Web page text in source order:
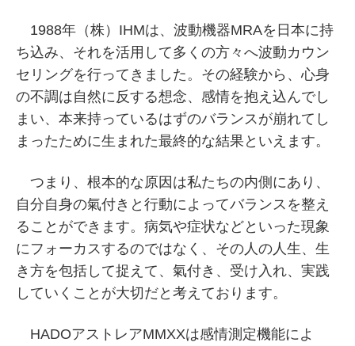
1988年（株）IHMは、波動機器MRAを日本に持
ち込み、それを活用して多くの方々へ波動カウン
セリングを行ってきました。その経験から、心身
の不調は自然に反する想念、感情を抱え込んでし
まい、本来持っているはずのバランスが崩れてし
まったために生まれた最終的な結果といえます。
つまり、根本的な原因は私たちの内側にあり、
自分自身の氣付きと行動によってバランスを整え
ることができます。病気や症状などといった現象
にフォーカスするのではなく、その人の人生、生
き方を包括して捉えて、氣付き、受け入れ、実践
していくことが大切だと考えております。
HADOアストレアMMXXは感情測定機能によ